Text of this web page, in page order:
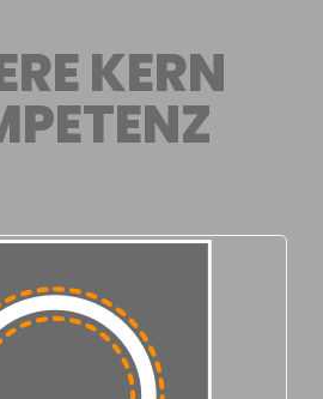
KERN